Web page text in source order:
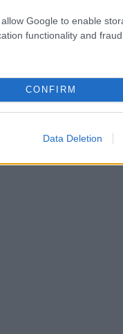
Google to enable
functionality and
CONFIRM
Data Deletion